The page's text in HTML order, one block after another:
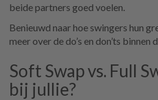
beide partners goed voelen.
Benieuwd naar hoe swingers hun
meer over de do’s en don’ts binnen
Soft Swap vs. Full
bij jullie?